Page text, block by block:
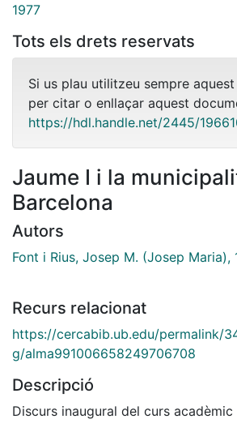
1977
Tots els drets reservats
Si us plau utilitzeu sempre
per citar o enllaçar aquest
https://hdl.handle.net/2445/
Jaume I i la
Barcelona
Autors
Font i Rius, Josep M. (Josep Maria),
Recurs relacionat
https://cercabib.ub.edu/permalink/
g/alma991006658249706708
Descripció
Discurs inaugural del curs acadèmic